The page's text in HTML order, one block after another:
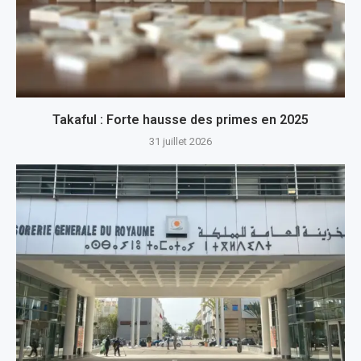
Takaful : Forte hausse des primes en 2025
31 juillet 2026